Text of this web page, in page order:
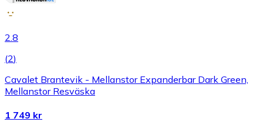
2.8
(2)
Cavalet Brantevik - Mellanstor Expanderbar Dark Green,
Mellanstor Resväska
1 749 kr